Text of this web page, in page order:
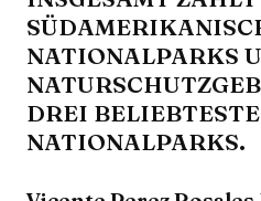
NATIONALPARKS
DREI
NATIONALPARKS.